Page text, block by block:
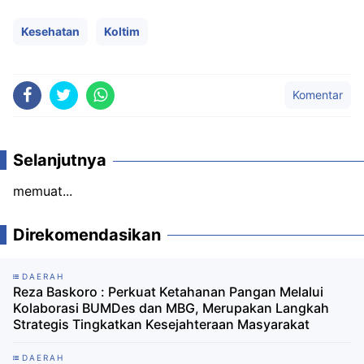
Kesehatan Koltim
Komentar
Selanjutnya
memuat...
Direkomendasikan
DAERAH
Reza Baskoro : Perkuat Ketahanan Pangan Melalui
Kolaborasi BUMDes dan MBG, Merupakan Langkah
Strategis Tingkatkan Kesejahteraan Masyarakat
DAERAH